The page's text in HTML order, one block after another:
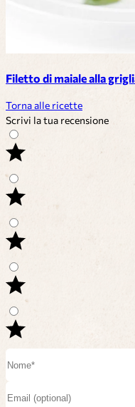
Filetto di maiale alla
Torna alle ricette
Scrivi la tua recensione